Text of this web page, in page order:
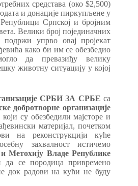
средстава (око $2,500)
и донације пиркупљене у
Српској и бројним
Велики број појединачних
упрво овај пројекат
како би им се обезбедио
да превазиђу велику
животну ситуацију у којој
СРБИ ЗА СРБЕ са
добротворне организације
који су обезбедили мајсторе и
материјал, почетком
на реконструкцији куће
захвалност истичемо
Метохију Владе Републике
да се породица привремено
док радови на кући не буду